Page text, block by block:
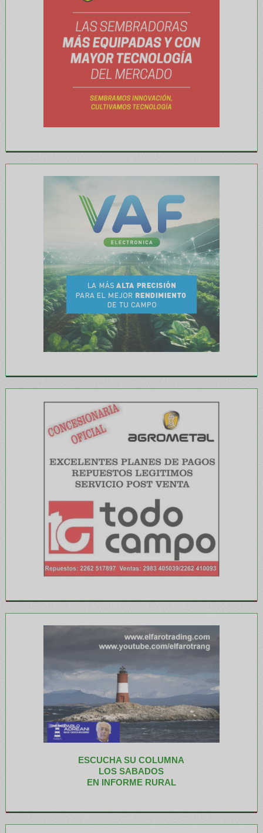
ESCUCHA SU COLUMNA
LOS SABADOS
EN INFORME RURAL